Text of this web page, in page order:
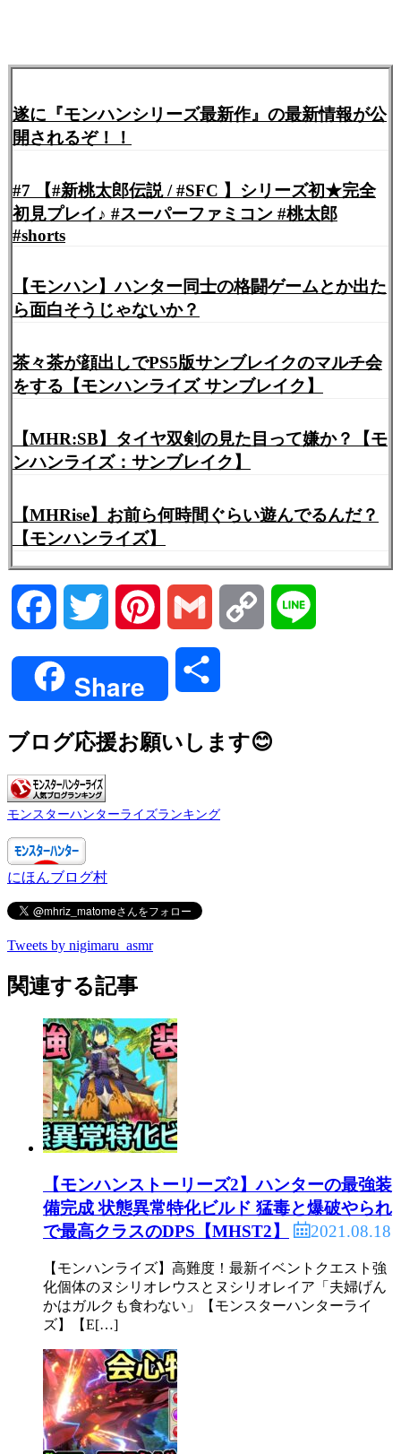
遂に『モンハンシリーズ最新作』の最新情報が公
開されるぞ！！
#7 【#新桃太郎伝説 / #SFC 】シリーズ初★完全
初見プレイ♪ #スーパーファミコン #桃太郎
#shorts
【モンハン】ハンター同士の格闘ゲームとか出た
ら面白そうじゃないか？
茶々茶が顔出しでPS5版サンブレイクのマルチ会
をする【モンハンライズ サンブレイク】
【MHR:SB】タイヤ双剣の見た目って嫌か？【モ
ンハンライズ：サンブレイク】
【MHRise】お前ら何時間ぐらい遊んでるんだ？
【モンハンライズ】
Facebook Twitter Pinterest Gmail Copy
Share
ブログ応援お願いします😊
モンスターハンターライズランキング
にほんブログ村
Tweets by nigimaru_asmr
関連する記事
【モンハンストーリーズ2】ハンターの最強装
備完成 状態異常特化ビルド 猛毒と爆破やられ
で最高クラスのDPS【MHST2】
2021.08.18
【モンハンライズ】高難度！最新イベントクエスト強
化個体のヌシリオレウスとヌシリオレイア「夫婦げん
かはガルクも食わない」【モンスターハンターライ
ズ】【E[…]